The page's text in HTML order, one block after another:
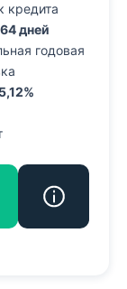
кредита
дней
годовая